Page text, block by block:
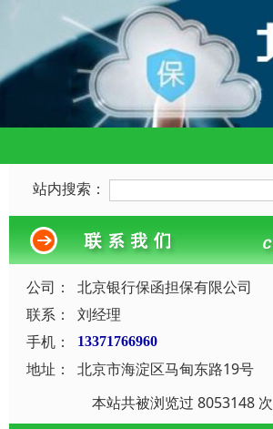
站内搜索：
公司：
北京银行保函担保有限公司
联系：
刘经理
手机：
13371766960
地址：
北京市海淀区马甸东路19号
本站共被浏览过 8053148 次